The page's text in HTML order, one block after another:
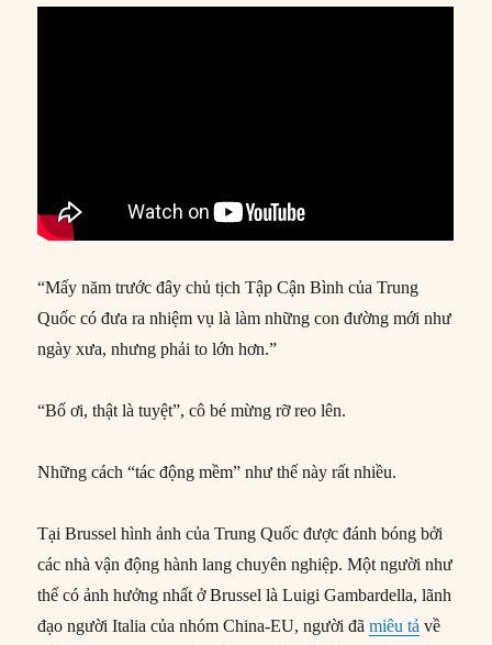
“Mấy năm trước đây chủ tịch Tập Cận Bình của Trung
Quốc có đưa ra nhiệm vụ là làm những con đường mới như
ngày xưa, nhưng phải to lớn hơn.”
“Bố ơi, thật là tuyệt”, cô bé mừng rỡ reo lên.
Những cách “tác động mềm” như thế này rất nhiều.
Tại Brussel hình ảnh của Trung Quốc được đánh bóng bởi
các nhà vận động hành lang chuyên nghiệp. Một người như
thế có ảnh hưởng nhất ở Brussel là Luigi Gambardella, lãnh
đạo người Italia của nhóm China-EU, người đãmiêu tả về